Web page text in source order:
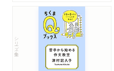
シリーズ・全集